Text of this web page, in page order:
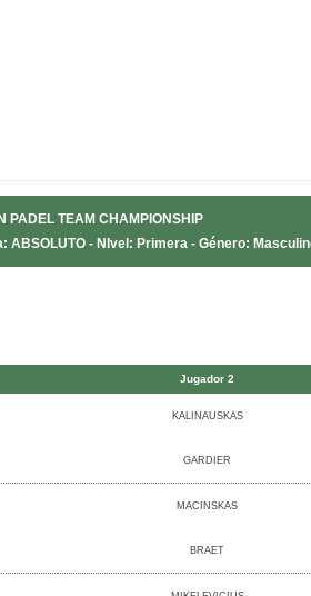
PADEL TEAM CHAMPIONSHIP
ABSOLUTO - NIvel: Primera - Género:
Jugador 2
KALINAUSKAS
GARDIER
MACINSKAS
BRAET